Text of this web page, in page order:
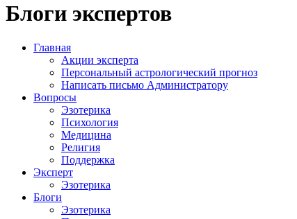
Блоги экспертов
Главная
Акции эксперта
Персональный астрологический прогноз
Написать письмо Администратору
Вопросы
Эзотерика
Психология
Медицина
Религия
Поддержка
Эксперт
Эзотерика
Блоги
Эзотерика